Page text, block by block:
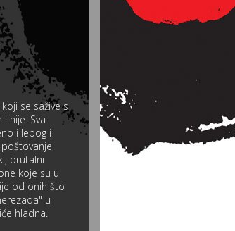
se sažive s
nije. Sva
i lepog i
brutalni
koje su u
od onih što
u
hladna.